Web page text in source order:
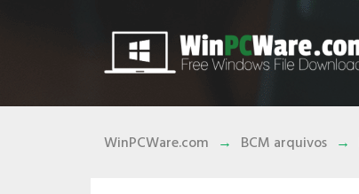
WinPCWare.com BCM arquivos